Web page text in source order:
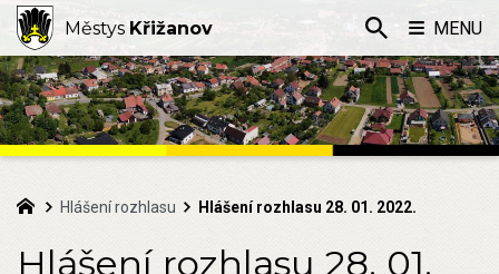
Hlášení rozhlasu Hlášení rozhlasu 28. 01. 2022.
Hlášení rozhlasu 28. 01.
Městys Křižanov MENU